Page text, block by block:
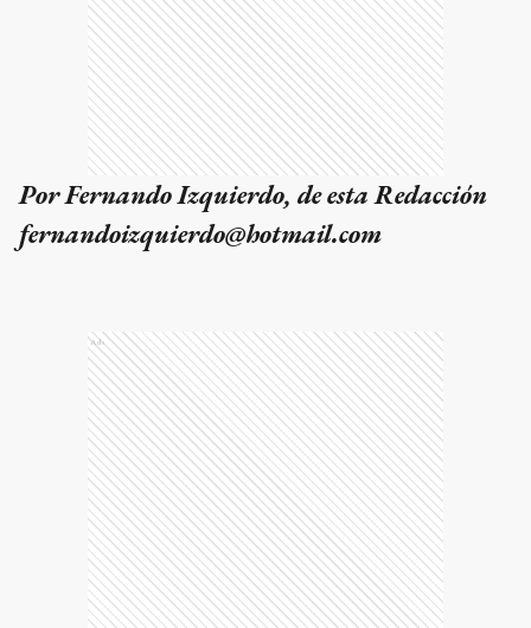
Por Fernando Izquierdo, de esta Redacción
fernandoizquierdo@hotmail.com
Ads